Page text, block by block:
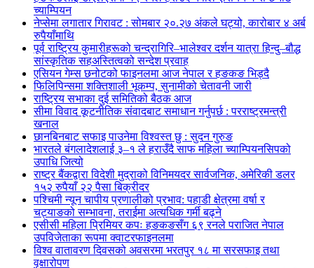
च्याम्पियन
नेप्सेमा लगातार गिरावट : सोमबार २०.२७ अंकले घट्यो, कारोबार ४ अर्ब
रुपैयाँमाथि
पूर्व राष्ट्रिय कुमारीहरूको चन्द्रागिरि–भालेश्वर दर्शन यात्रा हिन्दु–बौद्ध
सांस्कृतिक सहअस्तित्वको सन्देश प्रवाह
एसियन गेम्स छनोटको फाइनलमा आज नेपाल र हङकङ भिड्दै
फिलिपिन्समा शक्तिशाली भूकम्प, सुनामीको चेतावनी जारी
राष्ट्रिय सभाका दुई समितिको बैठक आज
सीमा विवाद कूटनीतिक संवादबाट समाधान गर्नुपर्छ : परराष्ट्रमन्त्री
खनाल
छानबिनबाट सफाइ पाउनेमा विश्वस्त छु : सुदन गुरुङ
भारतले बंगलादेशलाई ३–१ ले हराउँदै साफ महिला च्याम्पियनसिपको
उपाधि जित्यो
राष्ट्र बैंकद्वारा विदेशी मुद्राको विनिमयदर सार्वजनिक, अमेरिकी डलर
१५२ रुपैयाँ २२ पैसा बिक्रीदर
पश्चिमी न्यून चापीय प्रणालीको प्रभाव: पहाडी क्षेत्रमा वर्षा र
चट्याङको सम्भावना, तराईमा अत्यधिक गर्मी बढ्ने
एसीसी महिला प्रिमियर कपः हङकङसँग ६९ रनले पराजित नेपाल
उपविजेताका रूपमा क्वाटरफाइनलमा
विश्व वातावरण दिवसको अवसरमा भरतपुर १८ मा सरसफाइ तथा
वृक्षारोपण